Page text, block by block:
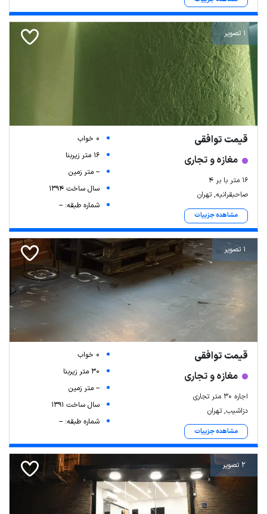
1 تصویر
قیمت توافقی
مغازه و تجاری
16 متر با بر 4
صاحبقرانیه, تهران
مشاهده جزییات
0 خواب
16 متر زیربنا
-- متر زمین
سال ساخت 1394
شماره طبقه: --
1 تصویر
قیمت توافقی
مغازه و تجاری
اجاره ۳۰ متر تجاری
دزاشیب, تهران
مشاهده جزییات
0 خواب
30 متر زیربنا
-- متر زمین
سال ساخت 1391
شماره طبقه: --
2 تصویر